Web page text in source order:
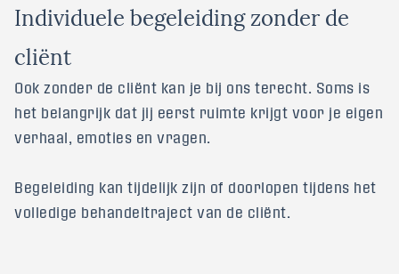
Individuele begeleiding zonder de
cliënt
Ook zonder de cliënt kan je bij ons terecht. Soms is
het belangrijk dat jij eerst ruimte krijgt voor je eigen
verhaal, emoties en vragen.
Begeleiding kan tijdelijk zijn of doorlopen tijdens het
volledige behandeltraject van de cliënt.